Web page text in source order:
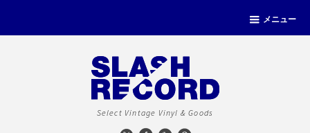
メニュー
Select Vintage Vinyl & Goods